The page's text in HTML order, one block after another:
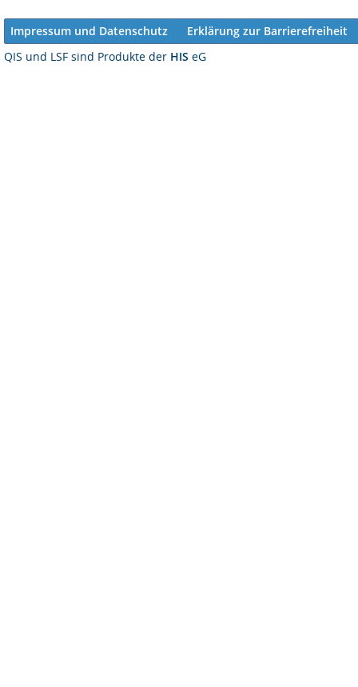
Impressum und Datenschutz
Erklärung zur Barrierefreiheit
QIS und LSF sind Produkte der HIS eG